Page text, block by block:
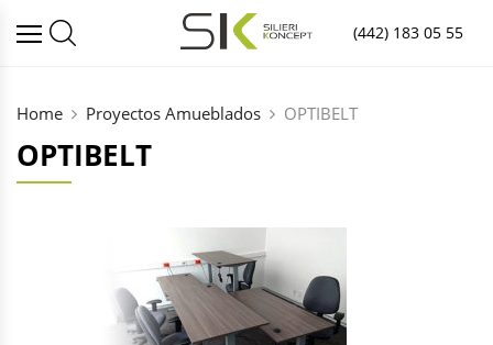
(442) 183 05 55
Home Proyectos Amueblados OPTIBELT
OPTIBELT